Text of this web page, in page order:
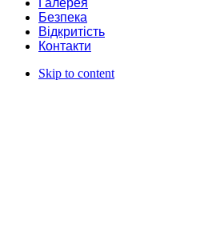
Безпека
Відкритість
Контакти
Skip to content